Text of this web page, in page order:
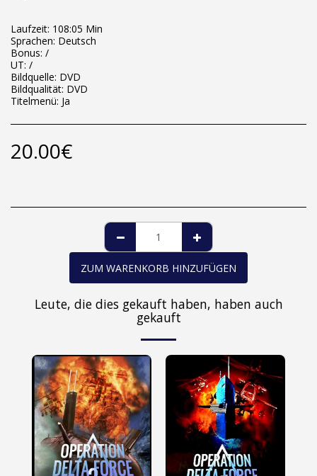
Laufzeit: 108:05 Min
Sprachen: Deutsch
Bonus: /
UT: /
Bildquelle: DVD
Bildqualität: DVD
Titelmenü: Ja
20.00€
ZUM WARENKORB HINZUFÜGEN
Leute, die dies gekauft haben, haben auch
gekauft